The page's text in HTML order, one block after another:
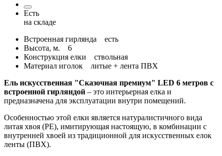
Есть
на складе
Встроенная гирлянда есть
Высота, м. 6
Конструкция елки ствольная
Материал иголок литые + лента ПВХ
Ель искусственная "Сказочная премиум" LED 6 метров с
встроенной гирляндой – это интерьерная елка и
предназначена для эксплуатации внутри помещений.
Особенностью этой елки является натуралистичного вида
литая хвоя (PE), имитирующая настоящую, в комбинации с
внутренней хвоей из традиционной для искусственных елок
ленты (ПВХ).